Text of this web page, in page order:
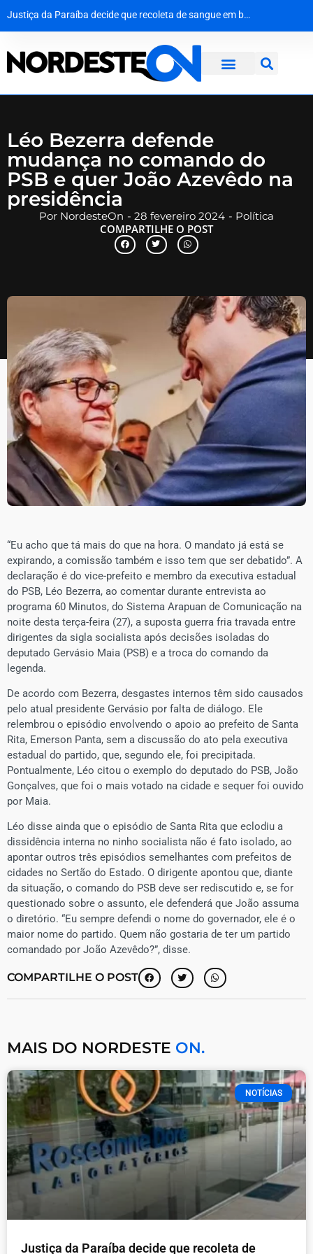
Justiça da Paraíba decide que recoleta de sangue em bebê é medida de segurança e não gera dano moral
Agevisa celebra Dia Nacional da Vigilância Sanitária e reforça compromisso com a defesa da saúde pública
Do palco do ‘É o Tchan’ aos canteiros de obras no Canadá: a virada de vida de JacaréO silêncio que ecoa há oito décadas: Hiroshima homenageia vítimas no 81º aniversário do ataque atômico
Léo Bezerra defende
mudança no comando do
PSB e quer João Azevêdo na
presidência
Por NordesteOn - 28 fevereiro 2024 - Política
COMPARTILHE O POST
“Eu acho que tá mais do que na hora. O mandato já está se
expirando, a comissão também e isso tem que ser debatido”. A
declaração é do vice-prefeito e membro da executiva estadual
do PSB, Léo Bezerra, ao comentar durante entrevista ao
programa 60 Minutos, do Sistema Arapuan de Comunicação na
noite desta terça-feira (27), a suposta guerra fria travada entre
dirigentes da sigla socialista após decisões isoladas do
deputado Gervásio Maia (PSB) e a troca do comando da
legenda.
De acordo com Bezerra, desgastes internos têm sido causados
pelo atual presidente Gervásio por falta de diálogo. Ele
relembrou o episódio envolvendo o apoio ao prefeito de Santa
Rita, Emerson Panta, sem a discussão do ato pela executiva
estadual do partido, que, segundo ele, foi precipitada.
Pontualmente, Léo citou o exemplo do deputado do PSB, João
Gonçalves, que foi o mais votado na cidade e sequer foi ouvido
por Maia.
Léo disse ainda que o episódio de Santa Rita que eclodiu a
dissidência interna no ninho socialista não é fato isolado, ao
apontar outros três episódios semelhantes com prefeitos de
cidades no Sertão do Estado. O dirigente apontou que, diante
da situação, o comando do PSB deve ser rediscutido e, se for
questionado sobre o assunto, ele defenderá que João assuma
o diretório. “Eu sempre defendi o nome do governador, ele é o
maior nome do partido. Quem não gostaria de ter um partido
comandado por João Azevêdo?”, disse.
COMPARTILHE O POST
MAIS DO NORDESTE ON.
NOTÍCIAS
Justiça da Paraíba decide que recoleta de